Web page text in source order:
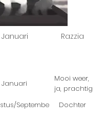
Januari Razzia
Januari
Mooi weer,
ja, prachtig
Dochter
Septembe